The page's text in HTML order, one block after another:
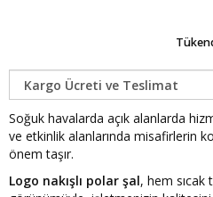
Soğuk havalarda açık alanlarda
ve etkinlik alanlarında misafirlerin
önem taşır.
Logo nakışlı polar şal, hem sıcak